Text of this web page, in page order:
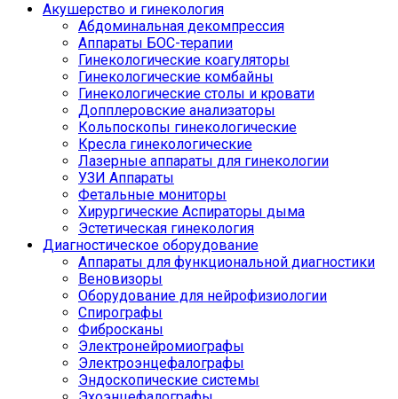
Акушерство и гинекология
Абдоминальная декомпрессия
Аппараты БОС-терапии
Гинекологические коагуляторы
Гинекологические комбайны
Гинекологические столы и кровати
Допплеровские анализаторы
Кольпоскопы гинекологические
Кресла гинекологические
Лазерные аппараты для гинекологии
УЗИ Аппараты
Фетальные мониторы
Хирургические Аспираторы дыма
Эстетическая гинекология
Диагностическое оборудование
Аппараты для функциональной диагностики
Веновизоры
Оборудование для нейрофизиологии
Спирографы
Фибросканы
Электронейромиографы
Электроэнцефалографы
Эндоскопические системы